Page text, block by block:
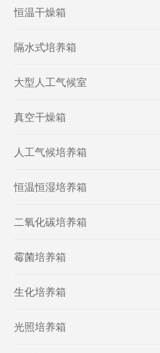
恒温干燥箱
隔水式培养箱
大型人工气候室
真空干燥箱
人工气候培养箱
恒温恒湿培养箱
二氧化碳培养箱
霉菌培养箱
生化培养箱
光照培养箱